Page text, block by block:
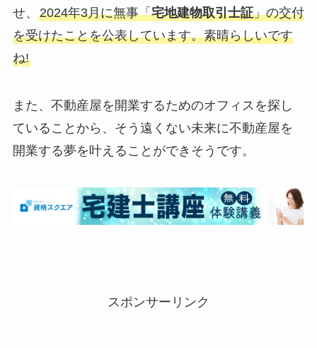
せ、 2024年3月に無事「宅地建物取引士証」の交付
を受けたことを公表しています。素晴らしいです
ね!
また、不動産屋を開業するためのオフィスを探し
ていることから、そう遠くない未来に不動産屋を
開業する夢を叶えることができそうです。
スポンサーリンク